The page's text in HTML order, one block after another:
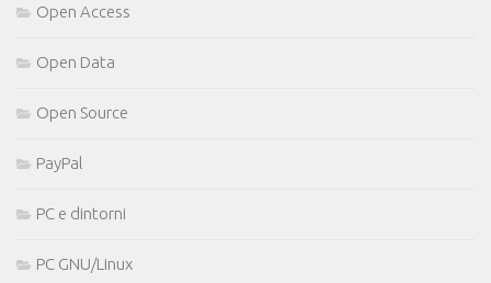
Open Access
Open Data
Open Source
PayPal
PC e dintorni
PC GNU/Linux